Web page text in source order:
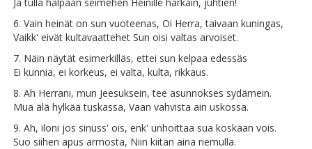
6. Vain heinät on sun vuoteenas, Oi Herra, taivaan kuningas,
Vaikk' eivät kultavaattehet Sun oisi valtas arvoiset.
7. Näin näytät esimerkilläs, ettei sun kelpaa edessäs
Ei kunnia, ei korkeus, ei valta, kulta, rikkaus.
8. Ah Herrani, mun Jeesuksein, tee asunnokses sydämein.
Mua älä hylkää tuskassa, Vaan vahvista ain uskossa.
9. Ah, iloni jos sinuss' ois, enk' unhoittaa sua koskaan vois.
Suo siihen apus armosta, Niin kiitän aina riemulla.